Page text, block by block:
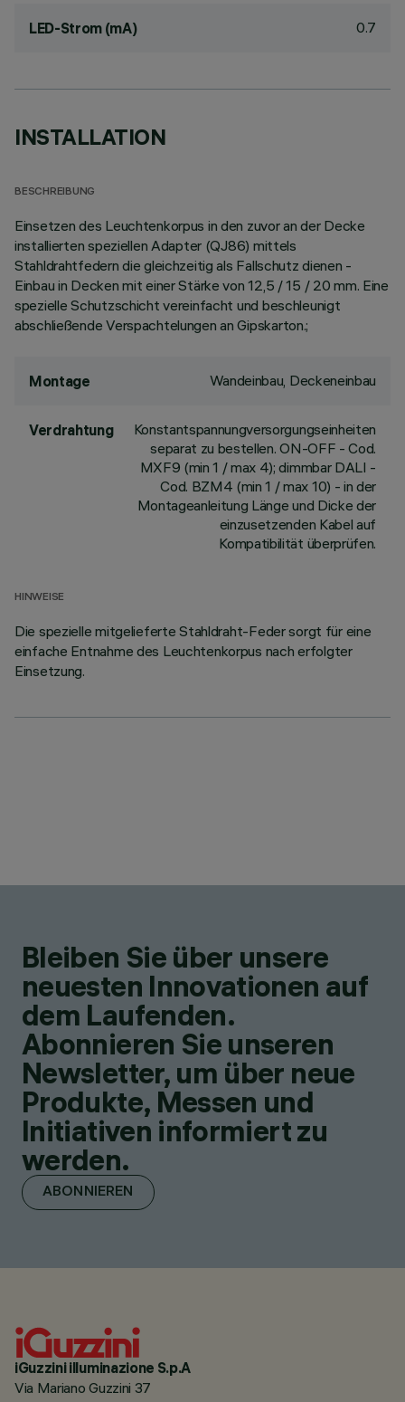
LED-Strom (mA) 0.7
INSTALLATION
BESCHREIBUNG
Einsetzen des Leuchtenkorpus in den zuvor an der Decke
installierten speziellen Adapter (QJ86) mittels
Stahldrahtfedern die gleichzeitig als Fallschutz dienen -
Einbau in Decken mit einer Stärke von 12,5 / 15 / 20 mm. Eine
spezielle Schutzschicht vereinfacht und beschleunigt
abschließende Verspachtelungen an Gipskarton.;
Montage Wandeinbau, Deckeneinbau
Verdrahtung
Konstantspannungversorgungseinheiten
separat zu bestellen. ON-OFF - Cod.
MXF9 (min 1 / max 4); dimmbar DALI -
Cod. BZM4 (min 1 / max 10) - in der
Montageanleitung Länge und Dicke der
einzusetzenden Kabel auf
Kompatibilität überprüfen.
HINWEISE
Die spezielle mitgelieferte Stahldraht-Feder sorgt für eine
einfache Entnahme des Leuchtenkorpus nach erfolgter
Einsetzung.
Bleiben Sie über unsere
neuesten Innovationen auf
dem Laufenden.
Abonnieren Sie unseren
Newsletter, um über neue
Produkte, Messen und
Initiativen informiert zu
werden.
ABONNIEREN
iGuzzini illuminazione S.p.A
Via Mariano Guzzini 37